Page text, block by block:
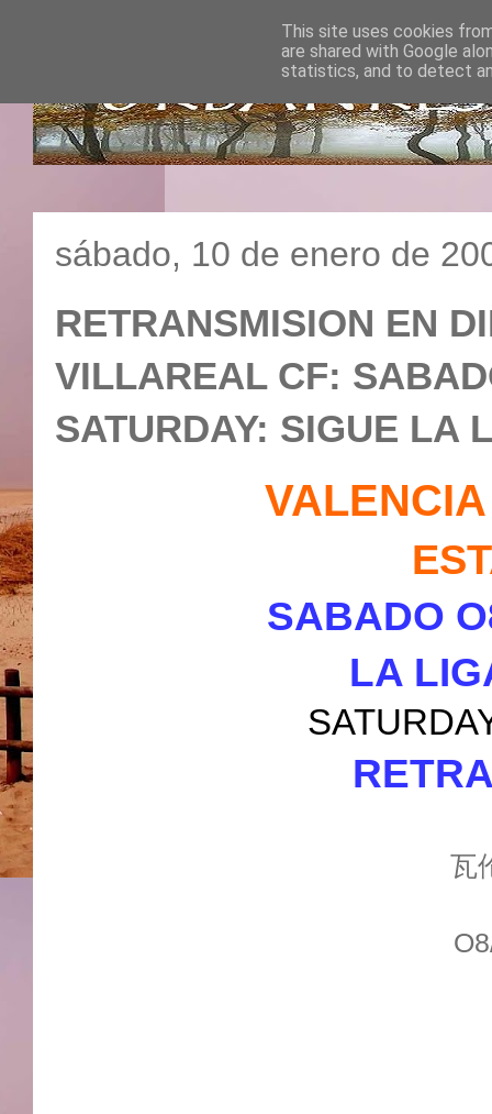
sábado, 10 de enero de
RETRANSMISION EN
VILLAREAL CF:
SATURDAY: SIGUE LA
SABADO
LA
瓦
This site uses cookies
are shared with Google
statistics, and to detect